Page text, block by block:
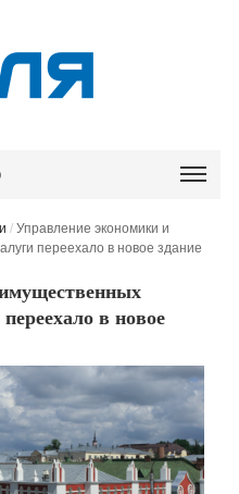
/Управление экономики и
переехало в новое здание
в новое